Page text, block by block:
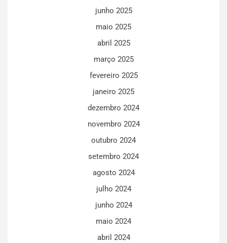
junho 2025
maio 2025
abril 2025
março 2025
fevereiro 2025
janeiro 2025
dezembro 2024
novembro 2024
outubro 2024
setembro 2024
agosto 2024
julho 2024
junho 2024
maio 2024
abril 2024